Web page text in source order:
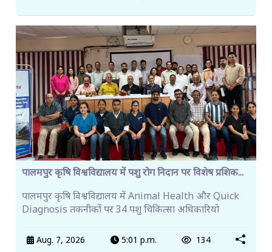
पालमपुर कृषि विश्वविद्यालय में पशु रोग निदान पर विशेष प्रशिक...
पालमपुर कृषि विश्वविद्यालय में Animal Health और Quick
Diagnosis तकनीकों पर 34 पशु चिकित्सा अधिकारियो
Aug. 7, 2026 5:01 p.m. 134